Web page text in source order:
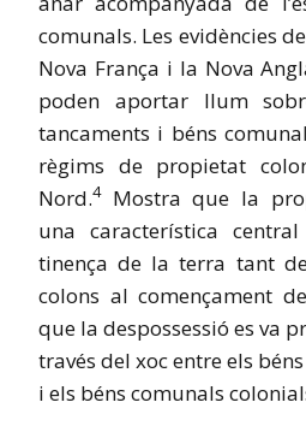
comunals. Les evidències
Nova França i la Nova
poden aportar llum
tancaments i béns
règims de propietat
Nord.4Mostra que la
una característica
tinença de la terra tant
colons al començament
que la despossessió es va
través del xoc entre els
i els béns comunals